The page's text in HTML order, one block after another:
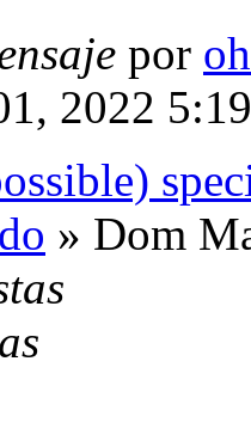
por
2022
» Dom